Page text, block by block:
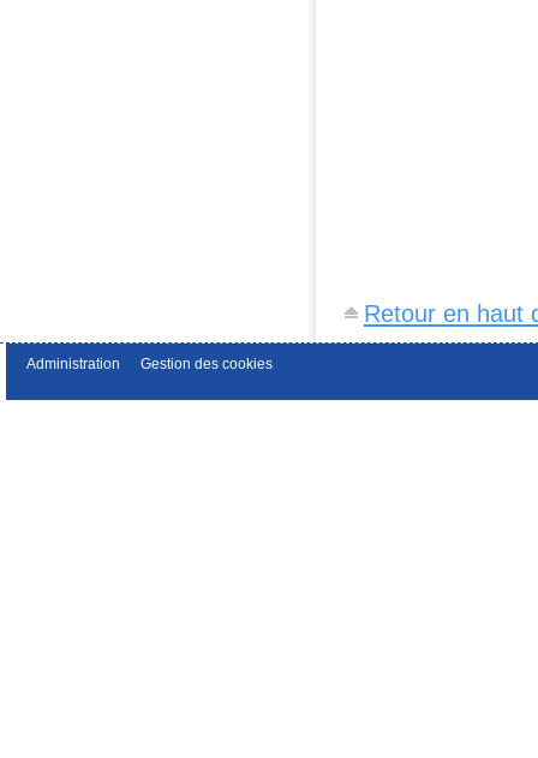
Retour en haut
Administration Gestion des cookies